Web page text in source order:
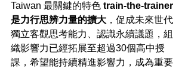
Taiwan 最關鍵的特色 train-the-trainer
是力行思辨力量的擴大 ，促成未來世代
獨立客觀思考能力、認識永續議題，組
織影響力已經拓展至超過30個高中授
課，希望能持續精進影響力，成為重要